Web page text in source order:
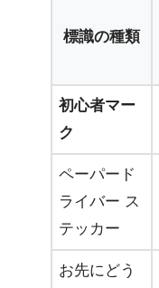
標識の種類
初心者マー
ク
ペーパード
ライバー ス
テッカー
お先にどう